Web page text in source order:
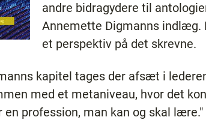
andre bidragydere til
Annemette Digmanns indlæg.
et perspektiv på det skrevne.
kapitel tages der afsæt i
med et metaniveau, hvor det
en profession, man kan og skal lære."